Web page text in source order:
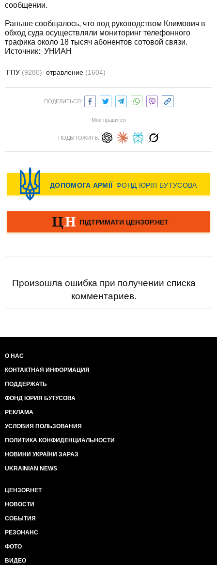
сообщении.
Раньше сообщалось, что под руководством Климович в
обход суда осуществляли мониторинг телефонного
трафика около 18 тысяч абонентов сотовой связи.
Источник: УНИАН
ГПУ (9280) отравление (1604)
ПОДЕЛИТЬСЯ:
Мне нравится
ПОДЫТОЖИТЬ:
Произошла ошибка при получении списка
комментариев.
О НАС
КОНТАКТНАЯ ИНФОРМАЦИЯ
ПОДДЕРЖАТЬ
ФОНД ЮРИЯ БУТУСОВА
РЕКЛАМА
УСЛОВИЯ ПОЛЬЗОВАНИЯ
ПОЛИТИКА КОНФИДЕНЦИАЛЬНОСТИ
НОВИНИ УКРАЇНИ ЗАРАЗ
UKRAINIAN NEWS
ЦЕНЗОР.НЕТ
НОВОСТИ
СОБЫТИЯ
РЕЗОНАНС
ФОТО
ВИДЕО